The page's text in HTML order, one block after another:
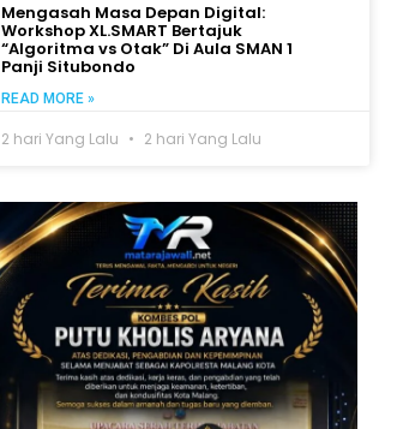
Mengasah Masa Depan Digital:
Workshop XL.SMART Bertajuk
“Algoritma vs Otak” Di Aula SMAN 1
Panji Situbondo
READ MORE »
2 hari Yang Lalu 2 hari Yang Lalu